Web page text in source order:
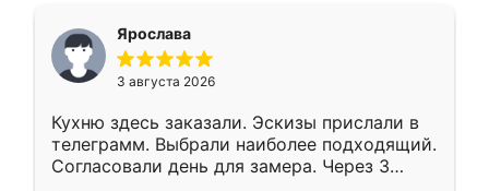
Ярослава
3 августа 2026
Кухню здесь заказали. Эскизы прислали в
телеграмм. Выбрали наиболее подходящий.
Согласовали день для замера. Через 3